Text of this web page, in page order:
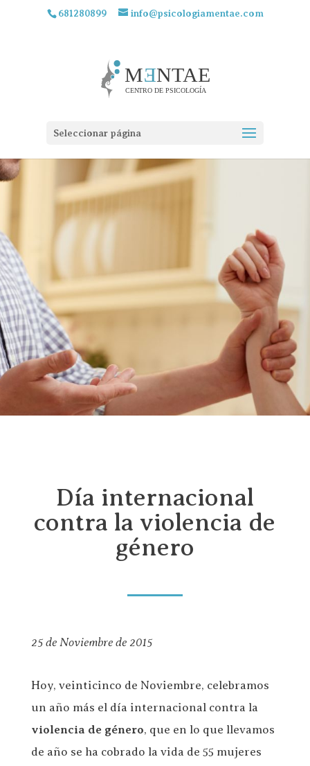
681280899 info@psicologiamentae.com
Seleccionar página
Día internacional
contra la violencia de
género
25 de Noviembre de 2015
Hoy, veinticinco de Noviembre, celebramos
un año más el día internacional contra la
violencia de género, que en lo que llevamos
de año se ha cobrado la vida de 55 mujeres